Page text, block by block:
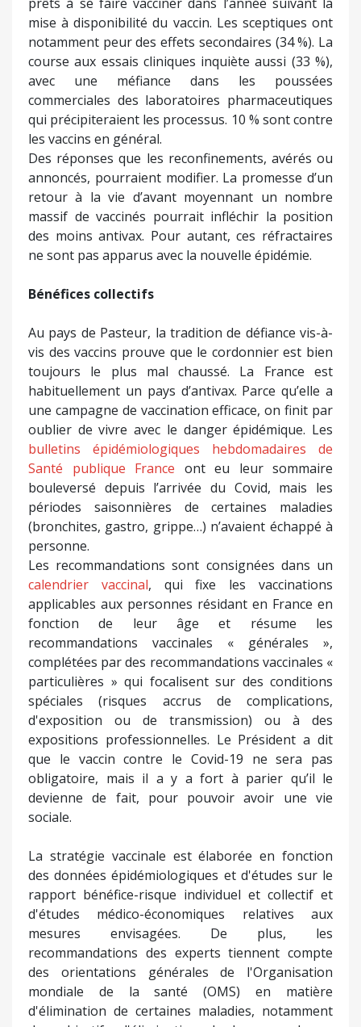
mise à disponibilité du vaccin. Les sceptiques ont
notamment peur des effets secondaires (34 %). La
course aux essais cliniques inquiète aussi (33 %),
avec une méfiance dans les poussées
commerciales des laboratoires pharmaceutiques
qui précipiteraient les processus. 10 % sont contre
les vaccins en général.
Des réponses que les reconfinements, avérés ou
annoncés, pourraient modifier. La promesse d’un
retour à la vie d’avant moyennant un nombre
massif de vaccinés pourrait infléchir la position
des moins antivax. Pour autant, ces réfractaires
ne sont pas apparus avec la nouvelle épidémie.
Bénéfices collectifs
Au pays de Pasteur, la tradition de défiance vis-à-
vis des vaccins prouve que le cordonnier est bien
toujours le plus mal chaussé. La France est
habituellement un pays d’antivax. Parce qu’elle a
une campagne de vaccination efficace, on finit par
oublier de vivre avec le danger épidémique. Les
bulletins épidémiologiques hebdomadaires de
Santé publique France ont eu leur sommaire
bouleversé depuis l’arrivée du Covid, mais les
périodes saisonnières de certaines maladies
(bronchites, gastro, grippe…) n’avaient échappé à
personne.
Les recommandations sont consignées dans un
calendrier vaccinal, qui fixe les vaccinations
applicables aux personnes résidant en France en
fonction de leur âge et résume les
recommandations vaccinales « générales »,
complétées par des recommandations vaccinales «
particulières » qui focalisent sur des conditions
spéciales (risques accrus de complications,
d'exposition ou de transmission) ou à des
expositions professionnelles. Le Président a dit
que le vaccin contre le Covid-19 ne sera pas
obligatoire, mais il a y a fort à parier qu’il le
devienne de fait, pour pouvoir avoir une vie
sociale.
La stratégie vaccinale est élaborée en fonction
des données épidémiologiques et d'études sur le
rapport bénéfice-risque individuel et collectif et
d'études médico-économiques relatives aux
mesures envisagées. De plus, les
recommandations des experts tiennent compte
des orientations générales de l'Organisation
mondiale de la santé (OMS) en matière
d'élimination de certaines maladies, notamment